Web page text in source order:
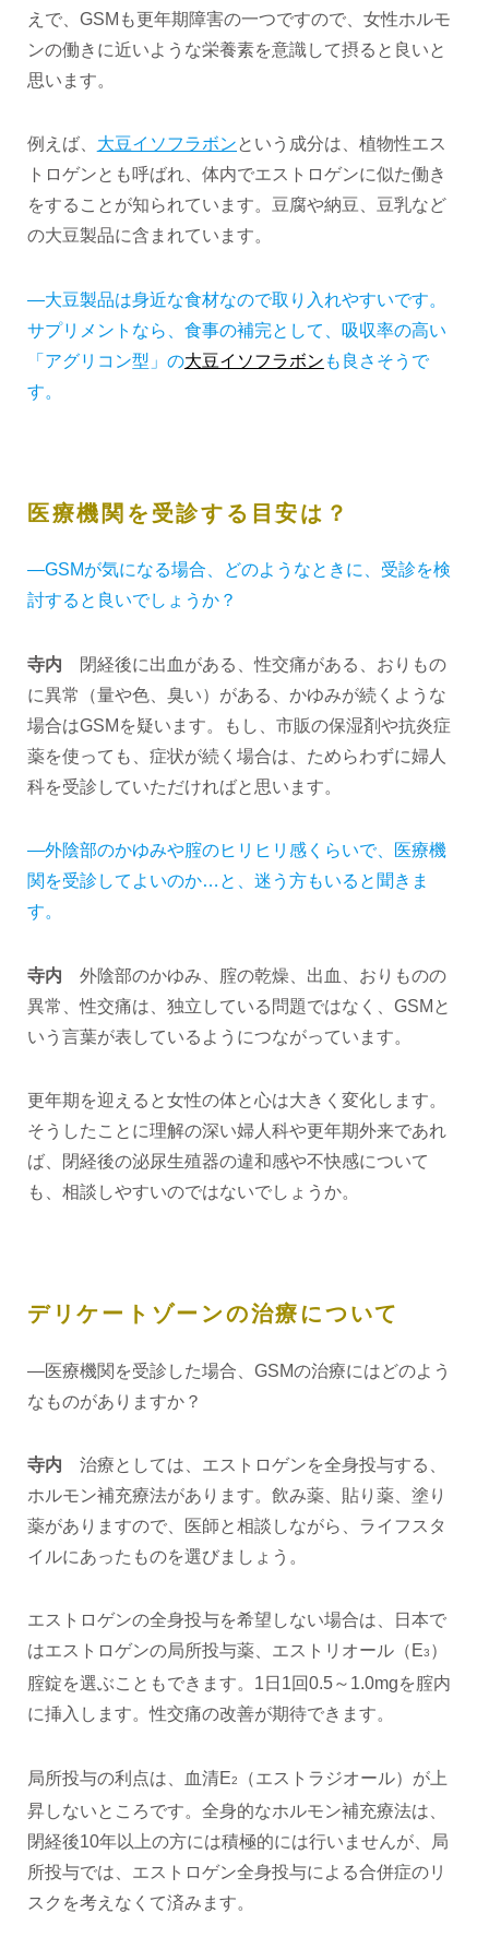
えで、GSMも更年期障害の一つですので、女性ホルモ
ンの働きに近いような栄養素を意識して摂ると良いと
思います。
例えば、 大豆イソフラボンという成分は、植物性エス
トロゲンとも呼ばれ、体内でエストロゲンに似た働き
をすることが知られています。豆腐や納豆、豆乳など
の大豆製品に含まれています。
―大豆製品は身近な食材なので取り入れやすいです。
サプリメントなら、食事の補完として、吸収率の高い
「アグリコン型」の大豆イソフラボン も良さそうで
す。
医療機関を受診する目安は？
―GSMが気になる場合、どのようなときに、受診を検
討すると良いでしょうか？
寺内 閉経後に出血がある、性交痛がある、おりもの
に異常（量や色、臭い）がある、かゆみが続くような
場合はGSMを疑います。もし、市販の保湿剤や抗炎症
薬を使っても、症状が続く場合は、ためらわずに婦人
科を受診していただければと思います。
―外陰部のかゆみや腟のヒリヒリ感くらいで、医療機
関を受診してよいのか…と、迷う方もいると聞きま
す。
寺内 外陰部のかゆみ、腟の乾燥、出血、おりものの
異常、性交痛は、独立している問題ではなく、GSMと
いう言葉が表しているようにつながっています。
更年期を迎えると女性の体と心は大きく変化します。
そうしたことに理解の深い婦人科や更年期外来であれ
ば、閉経後の泌尿生殖器の違和感や不快感について
も、相談しやすいのではないでしょうか。
デリケートゾーンの治療について
―医療機関を受診した場合、GSMの治療にはどのよう
なものがありますか？
寺内 治療としては、エストロゲンを全身投与する、
ホルモン補充療法があります。飲み薬、貼り薬、塗り
薬がありますので、医師と相談しながら、ライフスタ
イルにあったものを選びましょう。
エストロゲンの全身投与を希望しない場合は、日本で
はエストロゲンの局所投与薬、エストリオール（E3 ）
腟錠を選ぶこともできます。1日1回0.5～1.0mgを腟内
に挿入します。性交痛の改善が期待できます。
局所投与の利点は、血清E2
（エストラジオール）が上
昇しないところです。全身的なホルモン補充療法は、
閉経後10年以上の方には積極的には行いませんが、局
所投与では、エストロゲン全身投与による合併症のリ
スクを考えなくて済みます。